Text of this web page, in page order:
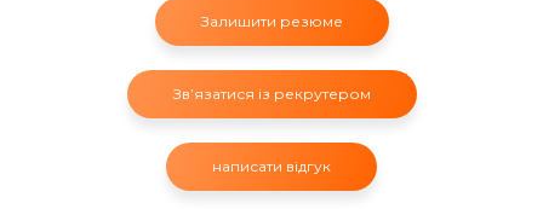
Залишити резюме
Звʼязатися із рекрутером
написати відгук